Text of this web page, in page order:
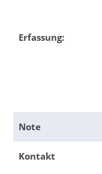
Erfassung:
Note
Kontakt